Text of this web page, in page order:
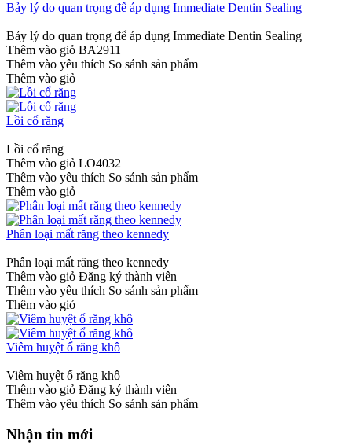
Bảy lý do quan trọng để áp dụng Immediate Dentin Sealing
Bảy lý do quan trọng để áp dụng Immediate Dentin Sealing
Thêm vào giỏ BA2911
Thêm vào yêu thích So sánh sản phẩm
Thêm vào giỏ
Lồi cổ răng
Lồi cổ răng
Thêm vào giỏ LO4032
Thêm vào yêu thích So sánh sản phẩm
Thêm vào giỏ
Phân loại mất răng theo kennedy
Phân loại mất răng theo kennedy
Thêm vào giỏ Đăng ký thành viên
Thêm vào yêu thích So sánh sản phẩm
Thêm vào giỏ
Viêm huyệt ổ răng khô
Viêm huyệt ổ răng khô
Thêm vào giỏ Đăng ký thành viên
Thêm vào yêu thích So sánh sản phẩm
Nhận tin mới